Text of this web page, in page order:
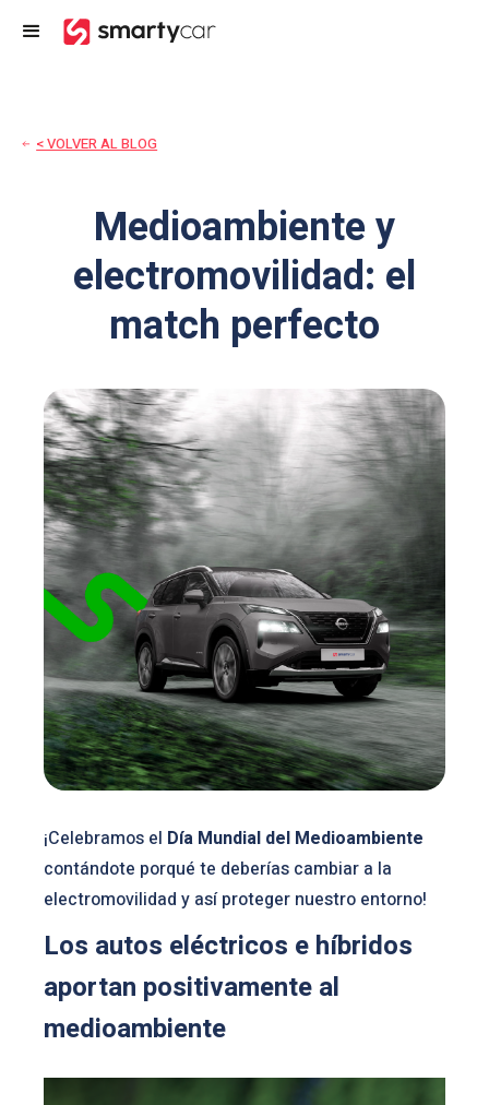
< VOLVER AL BLOG
Medioambiente y
electromovilidad: el
match perfecto
¡Celebramos el Día Mundial del Medioambiente
contándote porqué te deberías cambiar a la
electromovilidad y así proteger nuestro entorno!
Los autos eléctricos e híbridos
aportan positivamente al
medioambiente